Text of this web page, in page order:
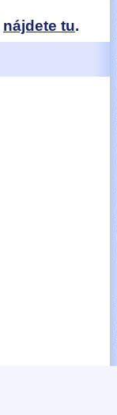
nájdete tu.